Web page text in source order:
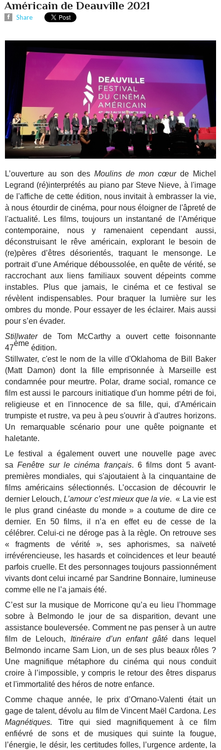
Américain de Deauville 2021
Share
L’ouverture au son desMoulins de mon cœurde Michel
Legrand (ré)interprétés au piano par Steve Nieve, à l'image
de l'affiche de cette édition, nous invitait à embrasser la vie,
à nous étourdir de cinéma, pour nous éloigner de l'âpreté de
l'actualité. Les films, toujours un instantané de l'Amérique
contemporaine, nous y ramenaient cependant aussi,
déconstruisant le rêve américain, explorant le besoin de
(re)pères d’êtres désorientés, traquant le mensonge. Le
portrait d’une Amérique déboussolée, en quête de vérité, se
raccrochant aux liens familiaux souvent dépeints comme
instables. Plus que jamais, le cinéma et ce festival se
révèlent indispensables. Pour braquer la lumière sur les
ombres du monde. Pour essayer de les éclairer. Mais aussi
pour s’en évader.
Stillwater de Tom McCarthy a ouvert cette foisonnante
47ème édition.
Stillwater, c'est le nom de la ville d'Oklahoma de Bill Baker
(Matt Damon) dont la fille emprisonnée à Marseille est
condamnée pour meurtre. Polar, drame social, romance ce
film est aussi le parcours initiatique d'un homme pétri de foi,
religieuse et en l'innocence de sa fille, qui, d'Américain
trumpiste et rustre, va peu à peu s'ouvrir à d'autres horizons.
Un remarquable scénario pour une quête poignante et
haletante.
Le festival a également ouvert une nouvelle page avec
saFenêtre sur le cinéma français. 6 films dont 5 avant-
premières mondiales, qui s'ajoutaient à la cinquantaine de
films américains sélectionnés. L’occasion de découvrir le
dernier Lelouch,L’amour c’est mieux que la vie. « La vie est
le plus grand cinéaste du monde » a coutume de dire ce
dernier. En 50 films, il n’a en effet eu de cesse de la
célébrer. Celui-ci ne déroge pas à la règle. On retrouve ses
« fragments de vérité », ses aphorismes, sa naïveté
irrévérencieuse, les hasards et coïncidences et leur beauté
parfois cruelle. Et des personnages toujours passionnément
vivants dont celui incarné par Sandrine Bonnaire, lumineuse
comme elle ne l’a jamais été.
C’est sur la musique de Morricone qu’a eu lieu l’hommage
sobre à Belmondo le jour de sa disparition, devant une
assistance bouleversée. Comment ne pas penser à un autre
film de Lelouch, Itinéraire d’un enfant gâtédans lequel
Belmondo incarne Sam Lion, un de ses plus beaux rôles ?
Une magnifique métaphore du cinéma qui nous conduit
croire à l’impossible, y compris le retour des êtres disparus
et l'immortalité des héros de notre enfance.
Comme chaque année, le prix d’Ornano-Valenti était un
gage de talent, dévolu au film de Vincent Maël Cardona. Les
Magnétiques. Titre qui sied magnifiquement à ce film
enfiévré de sons et de musiques qui suinte la fougue,
l’énergie, le désir, les certitudes folles, l’urgence ardente, la